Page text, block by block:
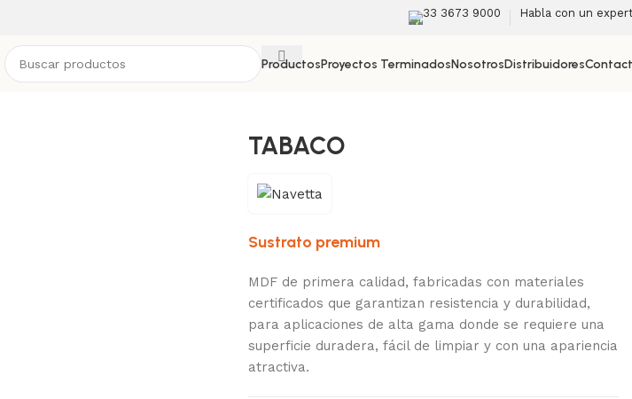
33 3673 9000 Habla con un
ProductosProyectos TerminadosNosotrosDistribuidores
TABACO
Sustrato premium
MDF de primera calidad, fabricadas con materiales
certificados que garantizan resistencia y durabilidad,
para aplicaciones de alta gama donde se requiere una
superficie duradera, fácil de limpiar y con una apariencia
atractiva.